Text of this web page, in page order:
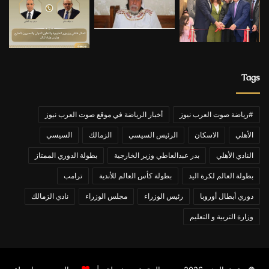
Tags
#رياضة صوت العرب نيوز أخبار الرياضة في موقع صوت العرب نيوز
الأهلي الاسكان الرئيس السيسي الزمالك السيسي
النادي الأهلي بدر عبدالعاطي وزير الخارجية بطولة الدوري الممتاز
بطولة العالم لكرة اليد بطولة كأس العالم للأندية ترامب
دوري أبطال أوروبا رئيس الوزراء مجلس الوزراء نادي الزمالك
وزارة التربية و التعليم